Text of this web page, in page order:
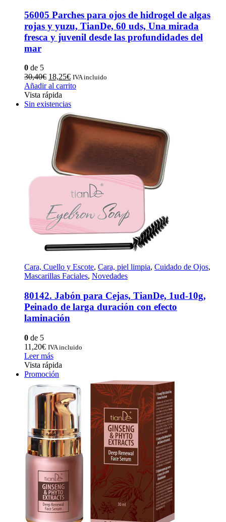
56005 Parches para ojos de hidrogel de algas
rojas y yuzu, TianDe, 60 uds, Una mirada
fresca y juvenil desde las profundidades del
mar
0 de 5
30,40€ El
precio
original
era:
30,40€.
18,25€El
precio
es:
18,25€.
IVA incluido
Añadir al carrito
Vista rápida
Sin existencias
Cara, Cuello y Escote, Cara, piel limpia, Cuidado de Ojos,
Mascarillas Faciales, Novedades
80142. Jabón para Cejas, TianDe, 1ud-10g,
Peinado de larga duración con efecto
laminación
0 de 5
11,20€ IVA incluido
Leer más
Vista rápida
Promoción